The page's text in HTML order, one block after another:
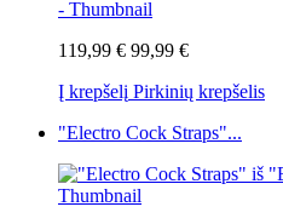
119,99 € 99,99 €
Į krepšelį Pirkinių krepšelis
"Electro Cock Straps"...